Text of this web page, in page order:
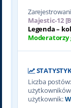
Majestic-12
Legenda –
Moderatorzy
Liczba postów:
użytkownik: